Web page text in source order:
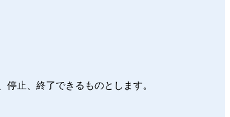
止、終了できるものとします。